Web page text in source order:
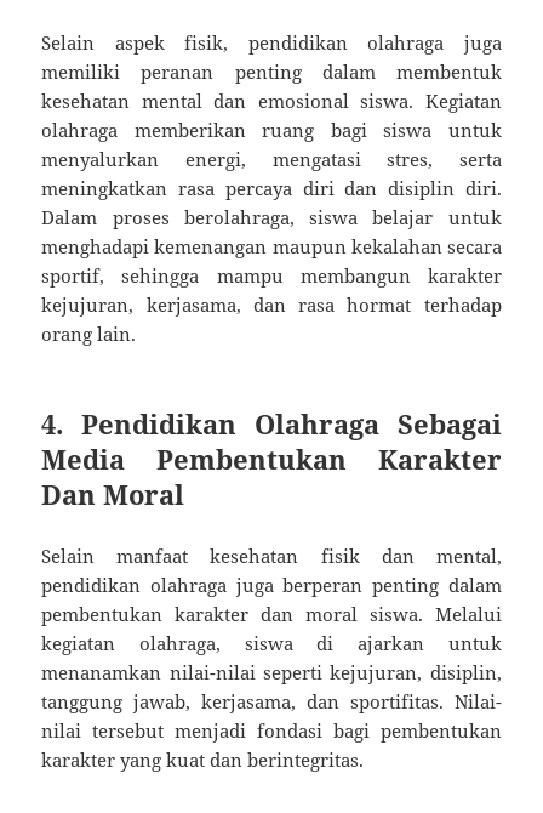
Selain aspek fisik, pendidikan olahraga juga
memiliki peranan penting dalam membentuk
kesehatan mental dan emosional siswa. Kegiatan
olahraga memberikan ruang bagi siswa untuk
menyalurkan energi, mengatasi stres, serta
meningkatkan rasa percaya diri dan disiplin diri.
Dalam proses berolahraga, siswa belajar untuk
menghadapi kemenangan maupun kekalahan secara
sportif, sehingga mampu membangun karakter
kejujuran, kerjasama, dan rasa hormat terhadap
orang lain.
4. Pendidikan Olahraga Sebagai
Media Pembentukan Karakter
Dan Moral
Selain manfaat kesehatan fisik dan mental,
pendidikan olahraga juga berperan penting dalam
pembentukan karakter dan moral siswa. Melalui
kegiatan olahraga, siswa di ajarkan untuk
menanamkan nilai-nilai seperti kejujuran, disiplin,
tanggung jawab, kerjasama, dan sportifitas. Nilai-
nilai tersebut menjadi fondasi bagi pembentukan
karakter yang kuat dan berintegritas.